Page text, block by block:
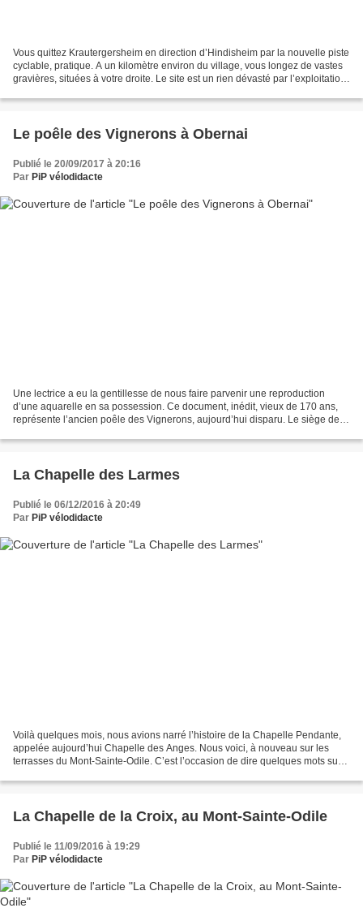
Vous quittez Krautergersheim en direction d’Hindisheim par la nouvelle piste
cyclable, pratique. A un kilomètre environ du village, vous longez de vastes
gravières, situées à votre droite. Le site est un rien dévasté par l’exploitation
Le poêle des Vignerons à Obernai
Publié le 20/09/2017 à 20:16
Par PiP vélodidacte
Une lectrice a eu la gentillesse de nous faire parvenir une reproduction
d’une aquarelle en sa possession. Ce document, inédit, vieux de 170 ans,
représente l’ancien poêle des Vignerons, aujourd’hui disparu. Le siège de la
La Chapelle des Larmes
Publié le 06/12/2016 à 20:49
Par PiP vélodidacte
Voilà quelques mois, nous avions narré l’histoire de la Chapelle Pendante,
appelée aujourd’hui Chapelle des Anges. Nous voici, à nouveau sur les
terrasses du Mont-Sainte-Odile. C’est l’occasion de dire quelques mots sur
La Chapelle de la Croix, au Mont-Sainte-Odile
Publié le 11/09/2016 à 19:29
Par PiP vélodidacte